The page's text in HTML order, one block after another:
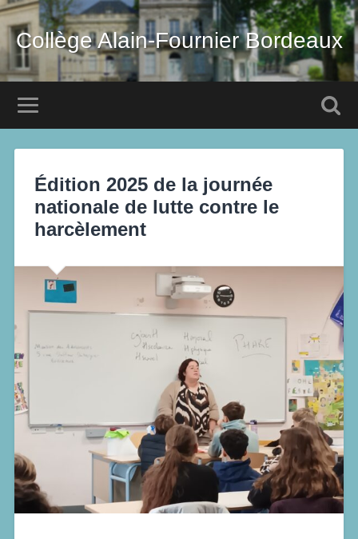
Collège Alain-Fournier Bordeaux
Édition 2025 de la journée
nationale de lutte contre le
harcèlement